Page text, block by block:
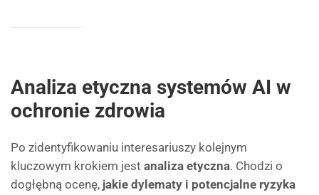
Analiza etyczna systemów AI w
ochronie zdrowia
Po zidentyfikowaniu interesariuszy kolejnym
kluczowym krokiem jest analiza etyczna. Chodzi o
dogłębną ocenę, jakie dylematy i potencjalne ryzyka